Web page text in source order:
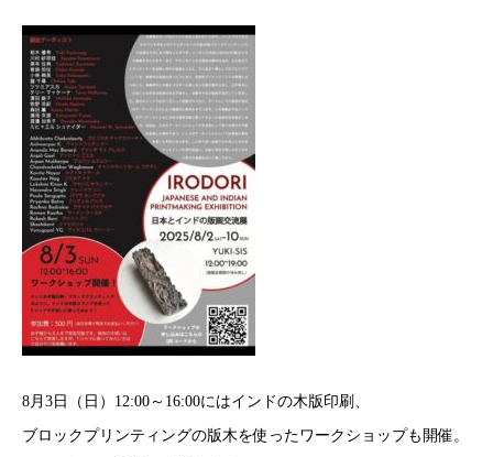
8月3日（日）12:00～16:00にはインドの木版印刷、
ブロックプリンティングの版木を使ったワークショップも開催。